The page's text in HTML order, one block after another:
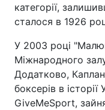
категорії,
сталося в 1926
У 2003 році
Міжнародного
Додатково,
боксерів в історії
GiveMeSport,